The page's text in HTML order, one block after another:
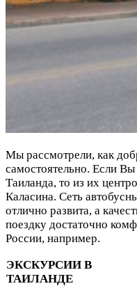
Мы рассмотрели, как
самостоятельно. Если
Таиланда, то из их
Каласина. Сеть
отлично развита, а
поездку достаточно
России, например.
ЭКСКУРСИИ В
ТАИЛАНДЕ